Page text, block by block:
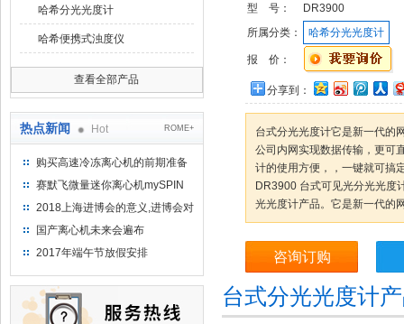
哈希分光光度计
哈希便携式浊度仪
查看全部产品
热点新闻 Hot ROME+
购买高速冷冻离心机的前期准备
工作
赛默飞微量迷你离心机mySPIN
12
2018上海进博会的意义,进博会对
上海的影响有哪些？
国产离心机未来会遍布
2017年端午节放假安排
型 号：
DR3900
所属分类：
哈希分光光度计
报 价：
分享到：
台式分光光度计它是新一代的
公司内网实现数据传输，更可
计的使用方便，，一键就可搞
DR3900 台式可见光分光光度
光光度计产品。它是新一代的
咨询订购
台式分光光度计